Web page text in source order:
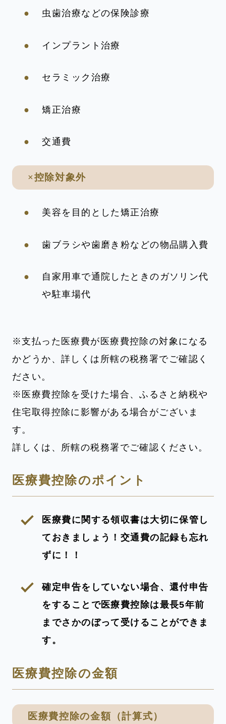
虫歯治療などの保険診療
インプラント治療
セラミック治療
矯正治療
交通費
×控除対象外
美容を目的とした矯正治療
歯ブラシや歯磨き粉などの物品購入費
自家用車で通院したときのガソリン代
や駐車場代
※支払った医療費が医療費控除の対象になる
かどうか、詳しくは所轄の税務署でご確認く
ださい。
※医療費控除を受けた場合、ふるさと納税や
住宅取得控除に影響がある場合がございま
す。
詳しくは、所轄の税務署でご確認ください。
医療費控除のポイント
医療費に関する領収書は大切に保管し
ておきましょう！交通費の記録も忘れ
ずに！！
確定申告をしていない場合、還付申告
をすることで医療費控除は最長5年前
までさかのぼって受けることができま
す。
医療費控除の金額
医療費控除の金額（計算式）